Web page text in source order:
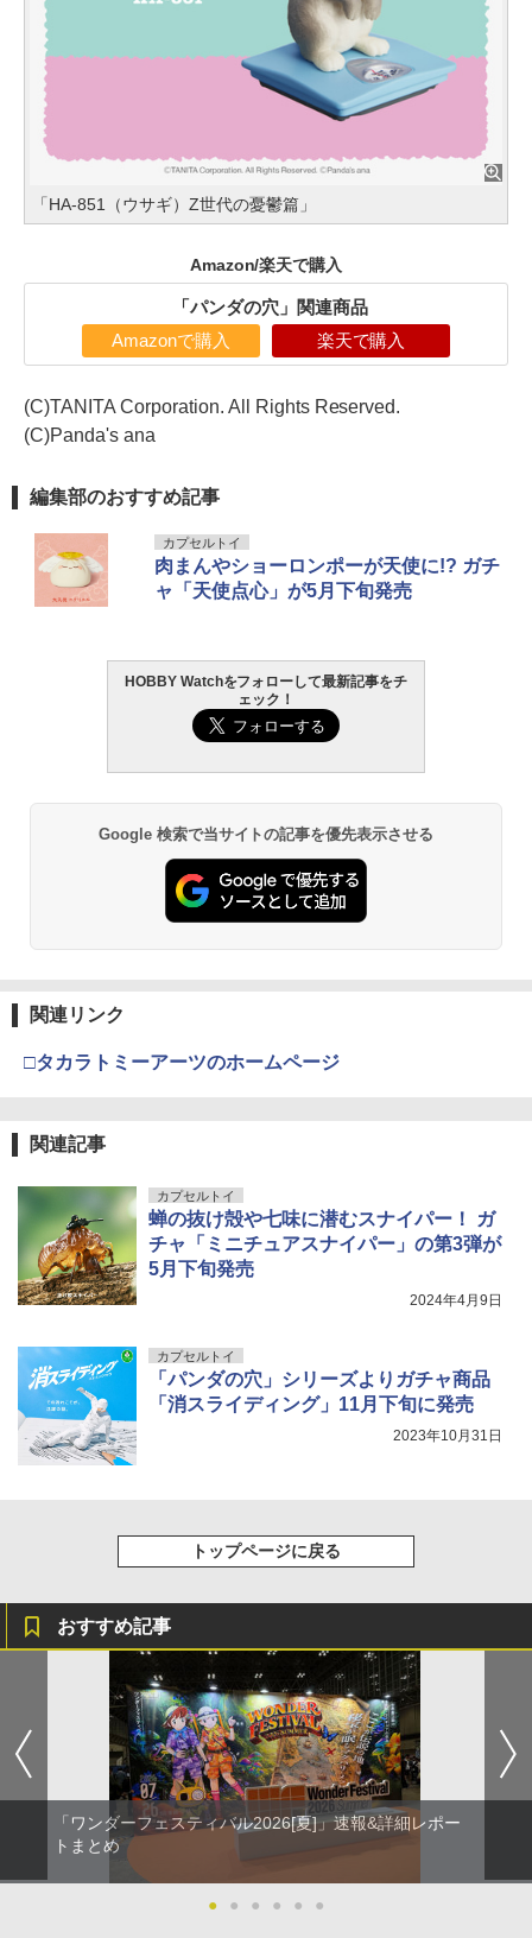
「HA-851（ウサギ）Z世代の憂鬱篇」
Amazon/楽天で購入
「パンダの穴」関連商品
Amazonで購入 楽天で購入
(C)TANITA Corporation. All Rights Reserved.
(C)Panda's ana
編集部のおすすめ記事
カプセルトイ
肉まんやショーロンポーが天使に!? ガチ
ャ「天使点心」が5月下旬発売
HOBBY Watchをフォローして最新記事をチ
ェック！
Google 検索で当サイトの記事を優先表示させる
関連リンク
□タカラトミーアーツのホームページ
関連記事
カプセルトイ
蝉の抜け殻や七味に潜むスナイパー！ ガ
チャ「ミニチュアスナイパー」の第3弾が
5月下旬発売
2024年4月9日
カプセルトイ
「パンダの穴」シリーズよりガチャ商品
「消スライディング」11月下旬に発売
2023年10月31日
トップページに戻る
おすすめ記事
「ワンダーフェスティバル2026[夏]」速報&詳細レポー
トまとめ
● ● ● ● ● ●